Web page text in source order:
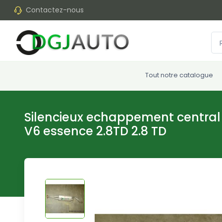
Contactez-nous
Tout notre catalogue
Silencieux echappement central
V6 essence 2.8TD 2.8 TD